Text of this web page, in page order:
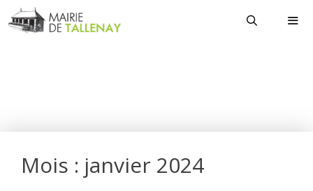
Aller
au
Mois : janvier 2024